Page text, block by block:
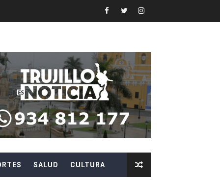
en beneficios para toda su familia
El Niño
EVITAR ROBOS Y ESTAFAS
CIUDADANÍA A REPORTARLOS
EN EL SORTEO DE HIDRANDINA
de S/180,000 en premios
SALUD CULTURA